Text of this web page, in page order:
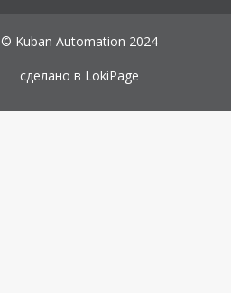
© Kuban Automation 2024
сделано в LokiPage